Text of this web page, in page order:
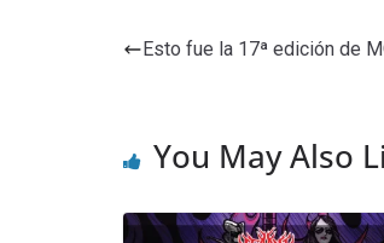
Esto fue la 17ª edición de
You May Also